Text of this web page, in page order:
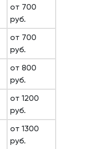
от 700
руб.
от 700
руб.
от 800
руб.
от 1200
руб.
от 1300
руб.